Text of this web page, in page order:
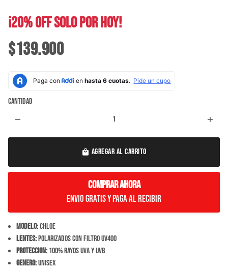
¡20% OFF SOLO POR HOY!
$139.900
Cantidad
remove add
local_mall AGREGAR AL CARRITO
COMPRAR AHORA
Envio Gratis y paga al recibir
Modelo:Chloe
Lentes:Polarizados con filtro UV400
Proteccion: 100% rayos UVA y UVB
Genero:Unisex